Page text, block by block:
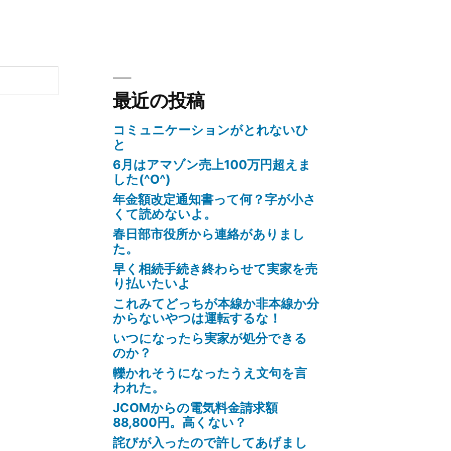
最近の投稿
コミュニケーションがとれないひ
と
6月はアマゾン売上100万円超えま
した(^O^)
年金額改定通知書って何？字が小さ
くて読めないよ。
春日部市役所から連絡がありまし
た。
早く相続手続き終わらせて実家を売
り払いたいよ
これみてどっちが本線か非本線か分
からないやつは運転するな！
いつになったら実家が処分できる
のか？
轢かれそうになったうえ文句を言
われた。
JCOMからの電気料金請求額
88,800円。高くない？
詫びが入ったので許してあげまし